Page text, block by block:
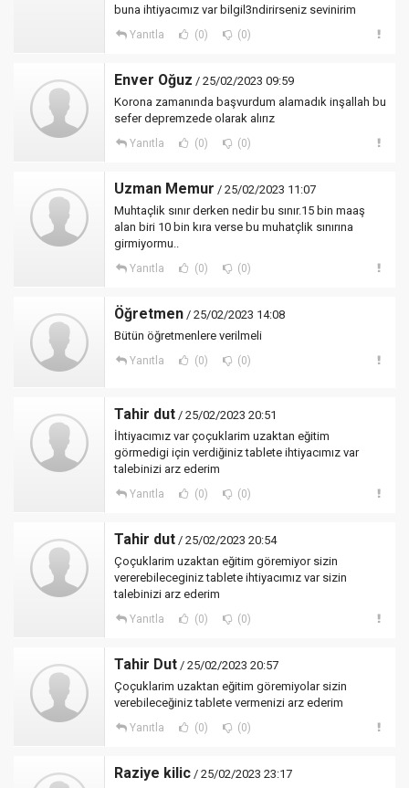
buna ihtiyacımız var bilgil3ndirirseniz sevinirim
Yanıtla (0) (0)
Enver Oğuz / 25/02/2023 09:59
Korona zamanında başvurdum alamadık inşallah bu
sefer depremzede olarak alırız
Yanıtla (0) (0)
Uzman Memur / 25/02/2023 11:07
Muhtaçlik sınır derken nedir bu sınır.15 bin maaş
alan biri 10 bin kıra verse bu muhatçlik sınırına
girmiyormu..
Yanıtla (0) (0)
Öğretmen / 25/02/2023 14:08
Bütün öğretmenlere verilmeli
Yanıtla (0) (0)
Tahir dut / 25/02/2023 20:51
İhtiyacımız var çoçuklarim uzaktan eğitim
görmedigi için verdiğiniz tablete ihtiyacımız var
talebinizi arz ederim
Yanıtla (0) (0)
Tahir dut / 25/02/2023 20:54
Çoçuklarim uzaktan eğitim göremiyor sizin
vererebileceginiz tablete ihtiyacımız var sizin
talebinizi arz ederim
Yanıtla (0) (0)
Tahir Dut / 25/02/2023 20:57
Çoçuklarim uzaktan eğitim göremiyolar sizin
verebileceğiniz tablete vermenizi arz ederim
Yanıtla (0) (0)
Raziye kilic / 25/02/2023 23:17